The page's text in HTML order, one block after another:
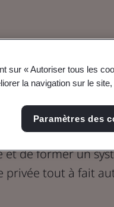
–
et aide
de permettre à ses
et de former un
privée tout à fait
sur « Autoriser tous les
la navigation sur le
Paramètres des